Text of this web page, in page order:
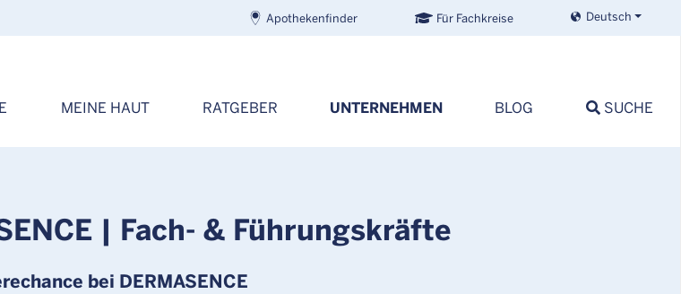
Deutsch
Apothekenfinder Für Fachkreise
MEINE HAUT RATGEBER UNTERNEHMEN BLOG SUCHE
| Fach- & Führungskräfte
bei DERMASENCE